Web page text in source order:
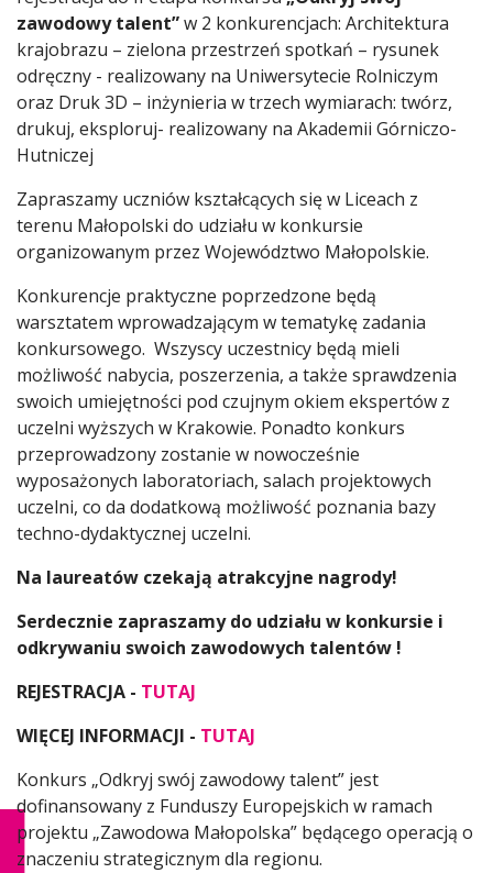
zawodowy talent”w 2 konkurencjach: Architektura
krajobrazu – zielona przestrzeń spotkań – rysunek
odręczny - realizowany na Uniwersytecie Rolniczym
oraz Druk 3D – inżynieria w trzech wymiarach: twórz,
drukuj, eksploruj- realizowany na Akademii Górniczo-
Hutniczej
Zapraszamy uczniów kształcących się w Liceach z
terenu Małopolski do udziału w konkursie
organizowanym przez Województwo Małopolskie.
Konkurencje praktyczne poprzedzone będą
warsztatem wprowadzającym w tematykę zadania
konkursowego. Wszyscy uczestnicy będą mieli
możliwość nabycia, poszerzenia, a także sprawdzenia
swoich umiejętności pod czujnym okiem ekspertów z
uczelni wyższych w Krakowie. Ponadto konkurs
przeprowadzony zostanie w nowocześnie
wyposażonych laboratoriach, salach projektowych
uczelni, co da dodatkową możliwość poznania bazy
techno-dydaktycznej uczelni.
Na laureatów czekają atrakcyjne nagrody!
Serdecznie zapraszamy do udziału w konkursie i
odkrywaniu swoich zawodowych talentów !
REJESTRACJA - TUTAJ
WIĘCEJ INFORMACJI - TUTAJ
Konkurs „Odkryj swój zawodowy talent” jest
dofinansowany z Funduszy Europejskich w ramach
projektu „Zawodowa Małopolska” będącego operacją o
znaczeniu strategicznym dla regionu.